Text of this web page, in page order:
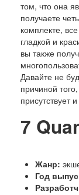
том, что она
получаете
комплекте,
гладкой и
вы также
Давайте не
причиной
присутствует
7
Жанр:
Год